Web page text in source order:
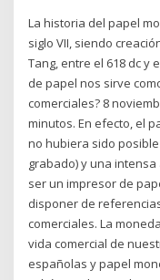
La historia del papel
siglo VII, siendo
Tang, entre el 618 dc y
de papel nos sirve
comerciales? 8
minutos. En efecto, el
no hubiera sido
grabado) y una
ser un impresor de
disponer de
comerciales. La
vida comercial de
españolas y papel